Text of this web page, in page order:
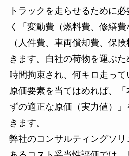
トラックを走らせるために
く「変動費（燃料費、修繕
（人件費、車両償却費、保
きます。自社の荷物を運ぶ
時間拘束され、何キロ走っ
原価要素を当てはめれば、
ずの適正な原価（実力値）
きます。
弊社のコンサルティングソ